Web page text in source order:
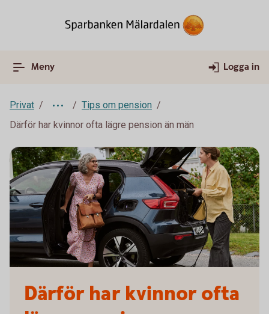
Meny Logga in
Privat
Tips om pension
Därför har kvinnor ofta lägre pension än män
Därför har kvinnor ofta